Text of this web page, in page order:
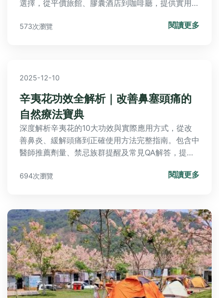
選擇，從平價旅館、膠囊酒店到咖啡廳，提供實用比
擾。
573次瀏覽 閱讀更多
2025-12-10
辛夷花功效全解析｜改善鼻塞頭痛的
自然療法寶典
深度解析辛夷花的10大功效與實際應用方式，從改
善鼻炎、緩解頭痛到正確使用方法完整指南。包含中
醫師推薦劑量、禁忌族群提醒及常見QA解答，提供
694次瀏覽 閱讀更多